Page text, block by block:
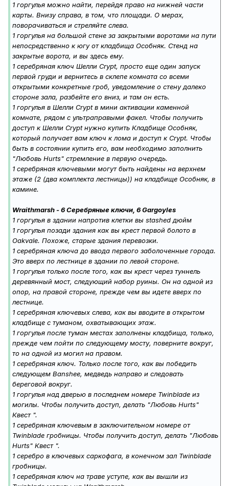
1 горгулья можно найти, перейдя право на нижней части
карты. Внизу справа, в том, что площади. О мерах,
поворачиваться и стреляйте слева.
1 горгулья на большой стене за закрытыми воротами на пути
непосредственно к югу от кладбища Особняк. Стенд на
закрытые ворота, и вы здесь ему.
1 серебряная ключ Шелли Crypt, просто еще один запуск
первой груди и вернитесь в склепе комната со всеми
открытыми конкретные гроб, уведомление о стену далеко
стороне зала, разбейте его вниз, и там он есть.
1 горгулья в Шелли Crypt в мини активации каменной
комнате, рядом с ультраправыми факел. Чтобы получить
доступ к Шелли Crypt нужно купить Кладбище Особняк,
который получает вам ключ к лома и доступ к Crypt. Чтобы
быть в состоянии купить его, вам необходимо заполнить
"Любовь Hurts" стремление в первую очередь.
1 серебряная ключевыми могут быть найдены на верхнем
этаже (2 (два комплекта лестницы)) на кладбище Особняк, в
камине.
Wraithmarsh - 6 Серебряные ключи, 6 Gargoyles
1 горгулья в здании напротив клетки вы stashed дюйм
1 горгулья позади здания как вы крест первой болото в
Oakvale. Похоже, старые здания перевозки.
1 серебряная ключа до ввода первого заболоченные города.
Это вверх по лестнице в здании по левой стороне.
1 горгулья только после того, как вы крест через туннель
деревянный мост, следующий набор руины. Он на одной из
опор, на правой стороне, прежде чем вы идете вверх по
лестнице.
1 серебряная ключевых слева, как вы вводите в открытом
кладбище с туманом, охватывающих этаж.
1 горгулья после туман местах заполнены кладбища, только,
прежде чем пойти по следующему мосту, поверните вокруг,
то на одной из могил на правом.
1 серебряная ключ. Только после того, как вы победить
следующем Banshee, медведь направо и следовать
береговой вокруг.
1 горгулья над дверью в последнем номере Twinblade из
могилы. Чтобы получить доступ, делать "Любовь Hurts"
Квест ".
1 серебряная ключевым в заключительном номере от
Twinblade гробницы. Чтобы получить доступ, делать "Любовь
Hurts" Квест ".
1 серебро в ключевых саркофага, в конечном зал Twinblade
гробницы.
1 серебряная ключ на траве уступе, как вы вышли из